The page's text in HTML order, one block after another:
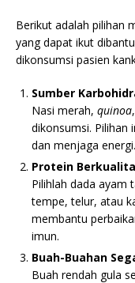
Berikut adalah pilihan
yang dapat ikut
dikonsumsi pasien
Sumber
Nasi merah, quinoa
dikonsumsi. Pilihan
dan menjaga energi.
Protein
Pilihlah dada ayam
tempe, telur, atau
membantu
imun.
Buah-Buahan
Buah rendah gula